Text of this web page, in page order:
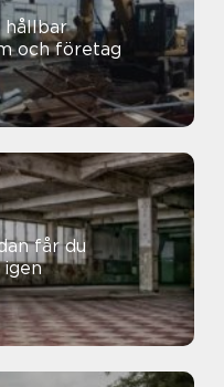
och företag